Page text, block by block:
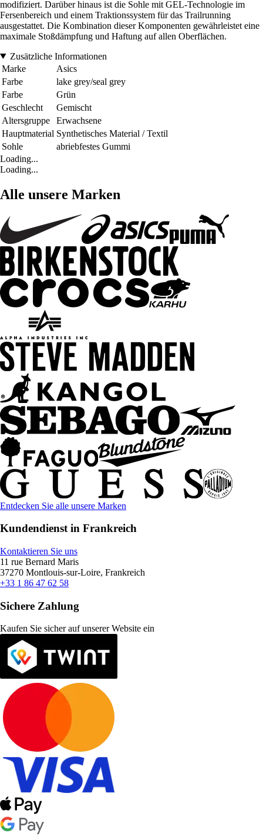
modifiziert. Darüber hinaus ist die Sohle mit GEL-Technologie im
Fersenbereich und einem Traktionssystem für das Trailrunning
ausgestattet. Die Kombination dieser Komponenten gewährleistet eine
maximale Stoßdämpfung und Haftung auf allen Oberflächen.
Zusätzliche Informationen
Marke
Asics
Farbe
lake grey/seal grey
Farbe
Grün
Geschlecht
Gemischt
Altersgruppe
Erwachsene
Hauptmaterial Synthetisches Material / Textil
Sohle
abriebfestes Gummi
Loading...
Loading...
Alle unsere Marken
Entdecken Sie alle unsere Marken
Kundendienst in Frankreich
Kontaktieren Sie uns
11 rue Bernard Maris
37270 Montlouis-sur-Loire, Frankreich
+33 1 86 47 62 58
Sichere Zahlung
Kaufen Sie sicher auf unserer Website ein